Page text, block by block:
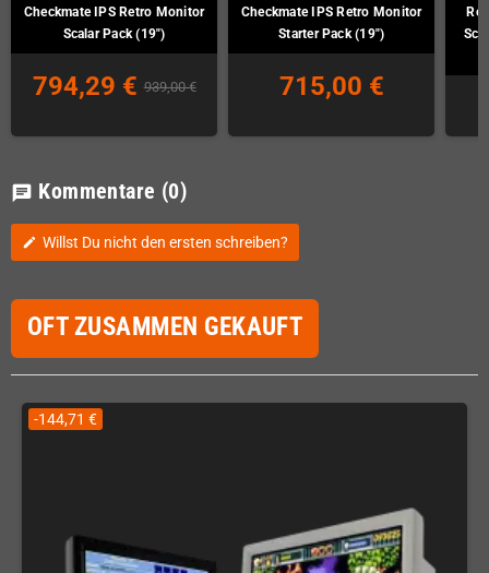
Checkmate IPS Retro Monitor
Scalar Pack (19")
794,29 € 939,00 €
Checkmate IPS Retro Monitor
Starter Pack (19")
715,00 €
chat Kommentare (0)
edit Willst Du nicht den ersten schreiben?
OFT ZUSAMMEN GEKAUFT
-144,71 €